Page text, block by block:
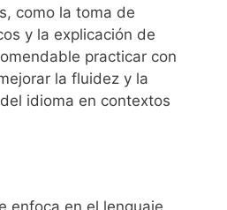
como la toma de
y la explicación de
practicar con
la fluidez y la
idioma en contextos
enfoca en el lenguaje